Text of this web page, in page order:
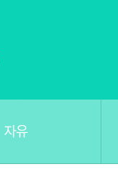
게임 플레이 버그 제보
자유